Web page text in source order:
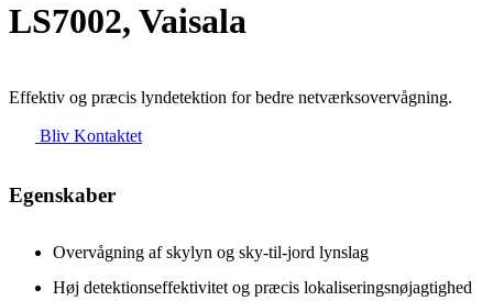
LS7002, Vaisala
Effektiv og præcis lyndetektion for bedre netværksovervågning.
Bliv Kontaktet
Egenskaber
Overvågning af skylyn og sky-til-jord lynslag
Høj detektionseffektivitet og præcis lokaliseringsnøjagtighed